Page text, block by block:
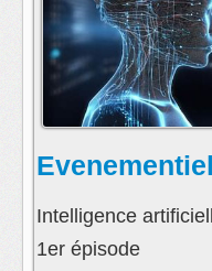
Evenementiel
Intelligence
1er épisode